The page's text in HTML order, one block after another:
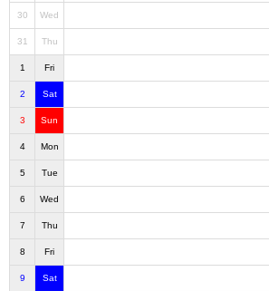
30 Wed
31 Thu
1 Fri
2 Sat
3 Sun
4 Mon
5 Tue
6 Wed
7 Thu
8 Fri
9 Sat